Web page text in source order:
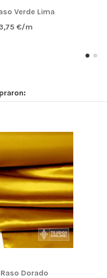
Verde Lima
€/m
Dorado